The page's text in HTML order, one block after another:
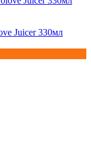
Juicer 330мл